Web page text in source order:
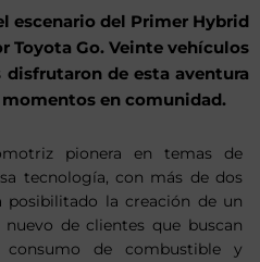
escenario del Primer Hybrid
Toyota Go. Veinte vehículos
de esta aventura
en comunidad.
pionera en temas de
tecnología, con más de dos
posibilitado la creación de un
de clientes que buscan
de combustible y